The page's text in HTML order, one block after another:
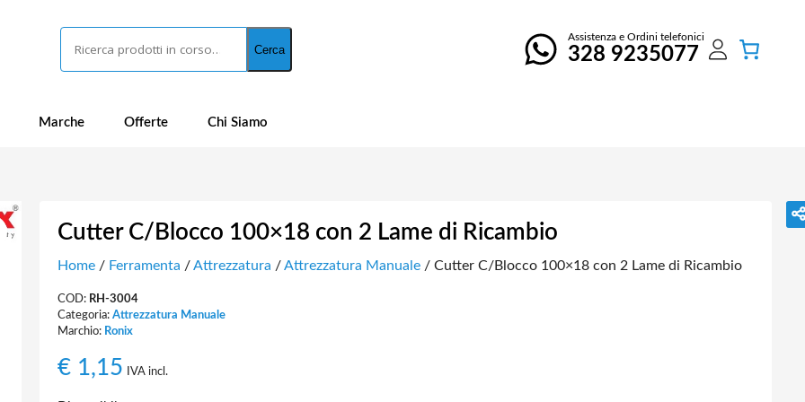
Cerca
Assistenza e Ordini telefonici
328 9235077
Marche Offerte Chi Siamo
Cutter C/Blocco 100×18 con 2 Lame di Ricambio
Home/ Ferramenta /Attrezzatura /Attrezzatura Manuale/ Cutter C/Blocco 100×18 con 2 Lame di Ricambio
COD: RH-3004
Categoria: Attrezzatura Manuale
Marchio: Ronix
€1,15 IVA incl.